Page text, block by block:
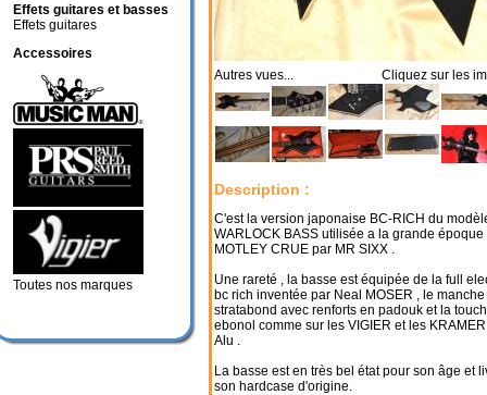
Autres vues... Cliquez sur les
Description :
C'est la version japonaise BC-RICH du
WARLOCK BASS utilisée a la grande époque
MOTLEY CRUE par MR SIXX .
Une rareté , la basse est équipée de la full
bc rich inventée par Neal MOSER , le
stratabond avec renforts en padouk et la
ebonol comme sur les VIGIER et les
Alu .
La basse est en très bel état pour son âge et
son hardcase d'origine.
Effets guitares et basses
Effets guitares
Accessoires
Toutes nos marques